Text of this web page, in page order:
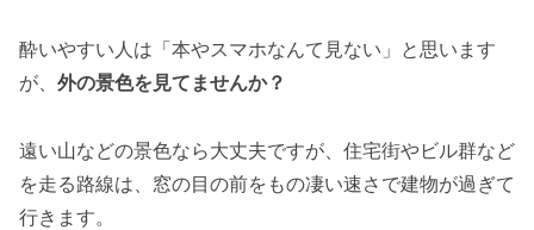
酔いやすい人は「本やスマホなんて見ない」と思います
が、 外の景色を見てませんか？
遠い山などの景色なら大丈夫ですが、住宅街やビル群など
を走る路線は、窓の目の前をもの凄い速さで建物が過ぎて
行きます。